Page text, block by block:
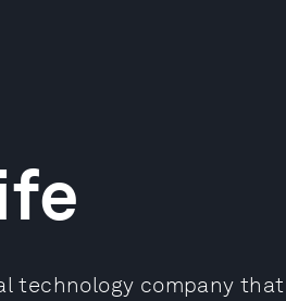
technology company